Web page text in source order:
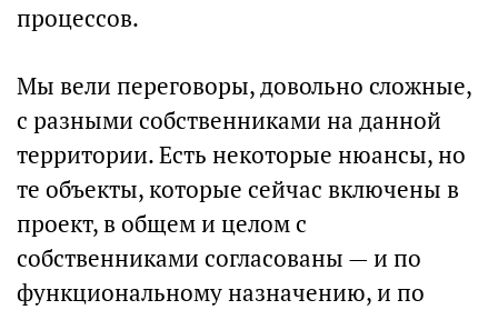
процессов.
Мы вели переговоры, довольно сложные,
с разными собственниками на данной
территории. Есть некоторые нюансы, но
те объекты, которые сейчас включены в
проект, в общем и целом с
собственниками согласованы — и по
функциональному назначению, и по